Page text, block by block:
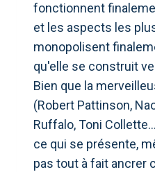
fonctionnent
et les aspects les
monopolisent
qu'elle se construit
Bien que la
(Robert Pattinson,
Ruffalo, Toni
ce qui se présente,
pas tout à fait ancrer